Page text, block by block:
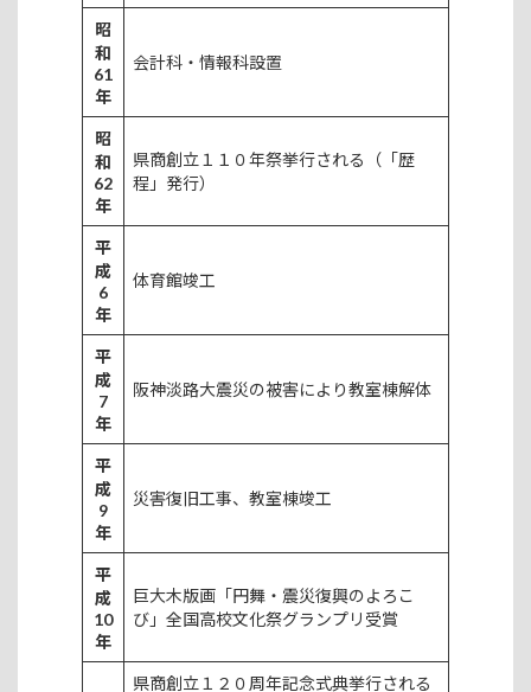
昭
和
61
年
会計科・情報科設置
昭
和
62
年
県商創立１１０年祭挙行される（「歴
程」発行）
平
成
6
年
体育館竣工
平
成
7
年
阪神淡路大震災の被害により教室棟解体
平
成
9
年
災害復旧工事、教室棟竣工
平
成
10
年
巨大木版画「円舞・震災復興のよろこ
び」全国高校文化祭グランプリ受賞
県商創立１２０周年記念式典挙行される